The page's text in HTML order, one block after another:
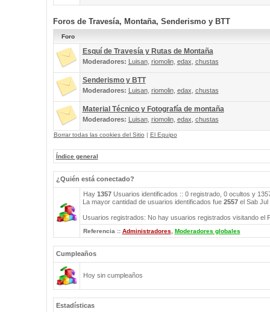
Foros de Travesía, Montaña, Senderismo y BTT
Foro
Esquí de Travesía y Rutas de Montaña
Moderadores: Luisan, riomolin, edax chustas
Senderismo y BTT
Moderadores: Luisan, riomolin, edax chustas
Material Técnico y Fotografía de montaña
Moderadores: Luisan, riomolin, edax chustas
Borrar todas las cookies del Sitio | El Equipo
Índice general
¿Quién está conectado?
Hay 1357Usuarios identificados :: 0 registrado, 0 ocultos y
La mayor cantidad de usuarios identificados fue 2557el Sab Jul
Usuarios registrados: No hay usuarios registrados visitando el
Referencia :: Administradores Moderadores globales
Cumpleaños
Hoy sin cumpleaños
Estadísticas